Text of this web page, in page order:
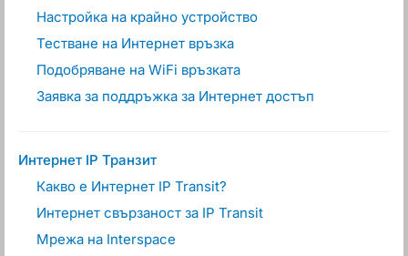
Настройка на крайно устройство
Тестване на Интернет връзка
Подобряване на WiFi връзката
Заявка за поддръжка за Интернет достъп
Интернет IP Транзит
Какво е Интернет IP Transit?
Интернет свързаност за IP Transit
Мрежа на Interspace